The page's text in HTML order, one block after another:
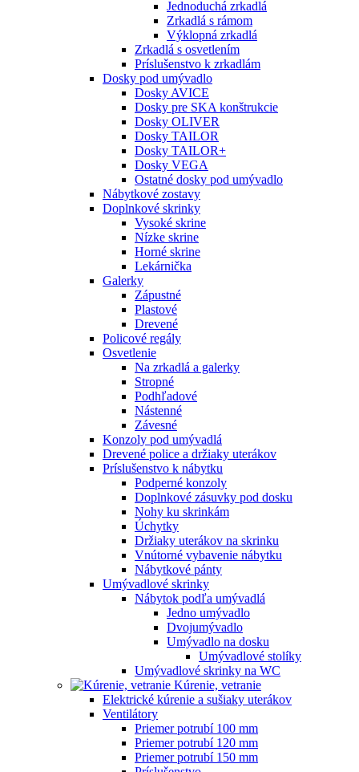
Jednoduchá zrkadlá
Zrkadlá s rámom
Výklopná zrkadlá
Zrkadlá s osvetlením
Príslušenstvo k zrkadlám
Dosky pod umývadlo
Dosky AVICE
Dosky pre SKA konštrukcie
Dosky OLIVER
Dosky TAILOR
Dosky TAILOR+
Dosky VEGA
Ostatné dosky pod umývadlo
Nábytkové zostavy
Doplnkové skrinky
Vysoké skrine
Nízke skrine
Horné skrine
Lekárnička
Galerky
Zápustné
Plastové
Drevené
Policové regály
Osvetlenie
Na zrkadlá a galerky
Stropné
Podhľadové
Nástenné
Závesné
Konzoly pod umývadlá
Drevené police a držiaky uterákov
Príslušenstvo k nábytku
Podperné konzoly
Doplnkové zásuvky pod dosku
Nohy ku skrinkám
Úchytky
Držiaky uterákov na skrinku
Vnútorné vybavenie nábytku
Nábytkové pánty
Umývadlové skrinky
Nábytok podľa umývadlá
Jedno umývadlo
Dvojumývadlo
Umývadlo na dosku
Umývadlové stolíky
Umývadlové skrinky na WC
Kúrenie, vetranie
Elektrické kúrenie a sušiaky uterákov
Ventilátory
Priemer potrubí 100 mm
Priemer potrubí 120 mm
Priemer potrubí 150 mm